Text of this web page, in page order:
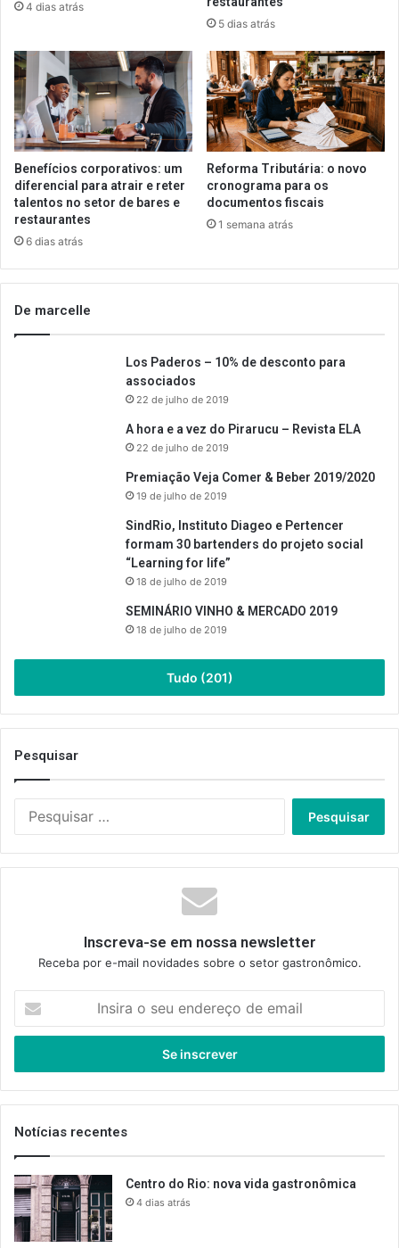
4 dias atrás
5 dias atrás
Benefícios corporativos: um
diferencial para atrair e reter
talentos no setor de bares e
restaurantes
6 dias atrás
Reforma Tributária: o novo
cronograma para os
documentos fiscais
1 semana atrás
De marcelle
Los Paderos – 10% de desconto para
associados
22 de julho de 2019
A hora e a vez do Pirarucu – Revista ELA
22 de julho de 2019
Premiação Veja Comer & Beber 2019/2020
19 de julho de 2019
SindRio, Instituto Diageo e Pertencer
formam 30 bartenders do projeto social
“Learning for life”
18 de julho de 2019
SEMINÁRIO VINHO & MERCADO 2019
18 de julho de 2019
Tudo (201)
Pesquisar
Inscreva-se em nossa newsletter
Receba por e-mail novidades sobre o setor gastronômico.
seu
de
email
Notícias recentes
Centro do Rio: nova vida gastronômica
4 dias atrás